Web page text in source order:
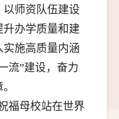
师资队伍建设
办学质量和建
施高质量内涵
流”建设，奋力
福母校站在世界